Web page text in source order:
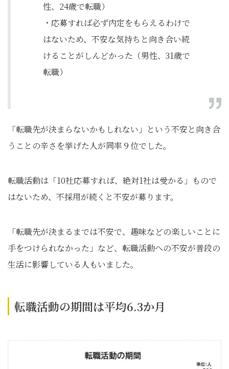
性、24歳で転職）
・応募すれば必ず内定をもらえるわけで
はないため、不安な気持ちと向き合い続
けることがしんどかった（男性、31歳で
転職）
「転職先が決まらないかもしれない」という不安と向き合
うことの辛さを挙げた人が同率９位でした。
転職活動は「10社応募すれば、絶対1社は受かる」もので
はないため、不採用が続くと不安が募ります。
「転職先が決まるまでは不安で、趣味などの楽しいことに
手をつけられなかった」など、転職活動への不安が普段の
生活に影響している人もいました。
転職活動の期間は平均6.3か月